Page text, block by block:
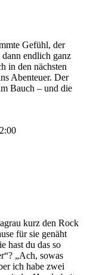
Gefühl, der
endlich ganz
in den nächsten
Abenteuer. Der
Bauch – und die
kurz den Rock
für sie genäht
hast du das so
„Ach, sowas
ich habe zwei